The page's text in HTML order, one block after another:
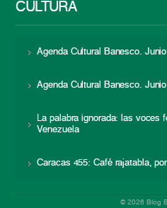
CULTURA
Agenda Cultural Banesco.
Agenda Cultural Banesco.
La palabra ignorada: las voces
Venezuela
Caracas 455: Café rajatabla,
© 2026 Blog